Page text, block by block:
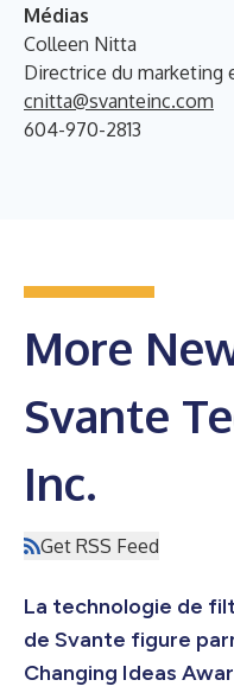
Médias
Colleen Nitta
Directrice du marketing
cnitta@svanteinc.com
604-970-2813
More
Svante
Inc.
Get RSS Feed
La technologie de
de Svante figure
Changing Ideas